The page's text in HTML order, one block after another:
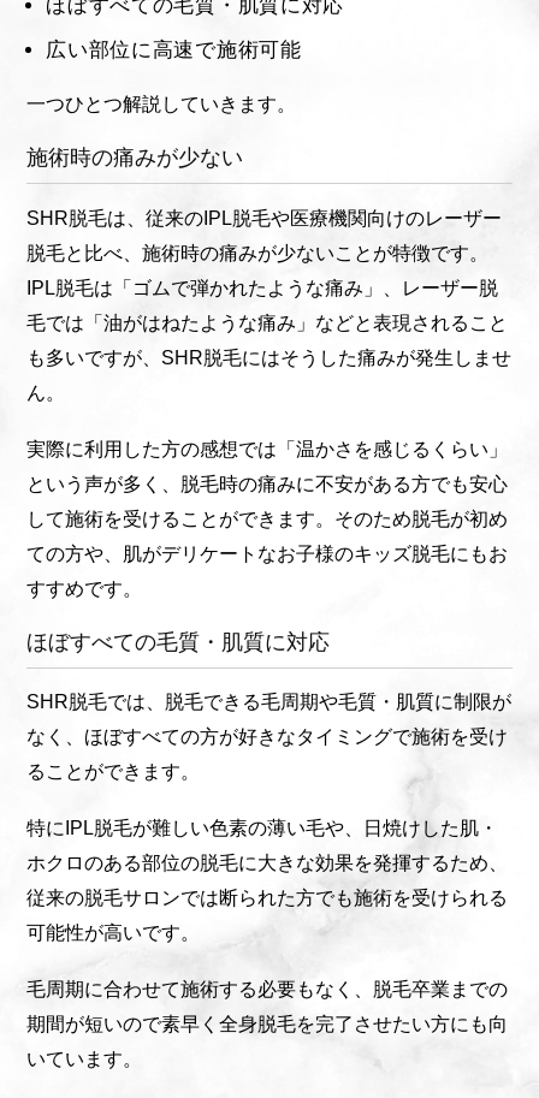
ほぼすべての毛質・肌質に対応
広い部位に高速で施術可能
一つひとつ解説していきます。
施術時の痛みが少ない
SHR脱毛は、従来のIPL脱毛や医療機関向けのレーザー
脱毛と比べ、施術時の痛みが少ないことが特徴です。
IPL脱毛は「ゴムで弾かれたような痛み」、レーザー脱
毛では「油がはねたような痛み」などと表現されること
も多いですが、SHR脱毛にはそうした痛みが発生しませ
ん。
実際に利用した方の感想では「温かさを感じるくらい」
という声が多く、脱毛時の痛みに不安がある方でも安心
して施術を受けることができます。そのため脱毛が初め
ての方や、肌がデリケートなお子様のキッズ脱毛にもお
すすめです。
ほぼすべての毛質・肌質に対応
SHR脱毛では、脱毛できる毛周期や毛質・肌質に制限が
なく、ほぼすべての方が好きなタイミングで施術を受け
ることができます。
特にIPL脱毛が難しい色素の薄い毛や、日焼けした肌・
ホクロのある部位の脱毛に大きな効果を発揮するため、
従来の脱毛サロンでは断られた方でも施術を受けられる
可能性が高いです。
毛周期に合わせて施術する必要もなく、脱毛卒業までの
期間が短いので素早く全身脱毛を完了させたい方にも向
いています。